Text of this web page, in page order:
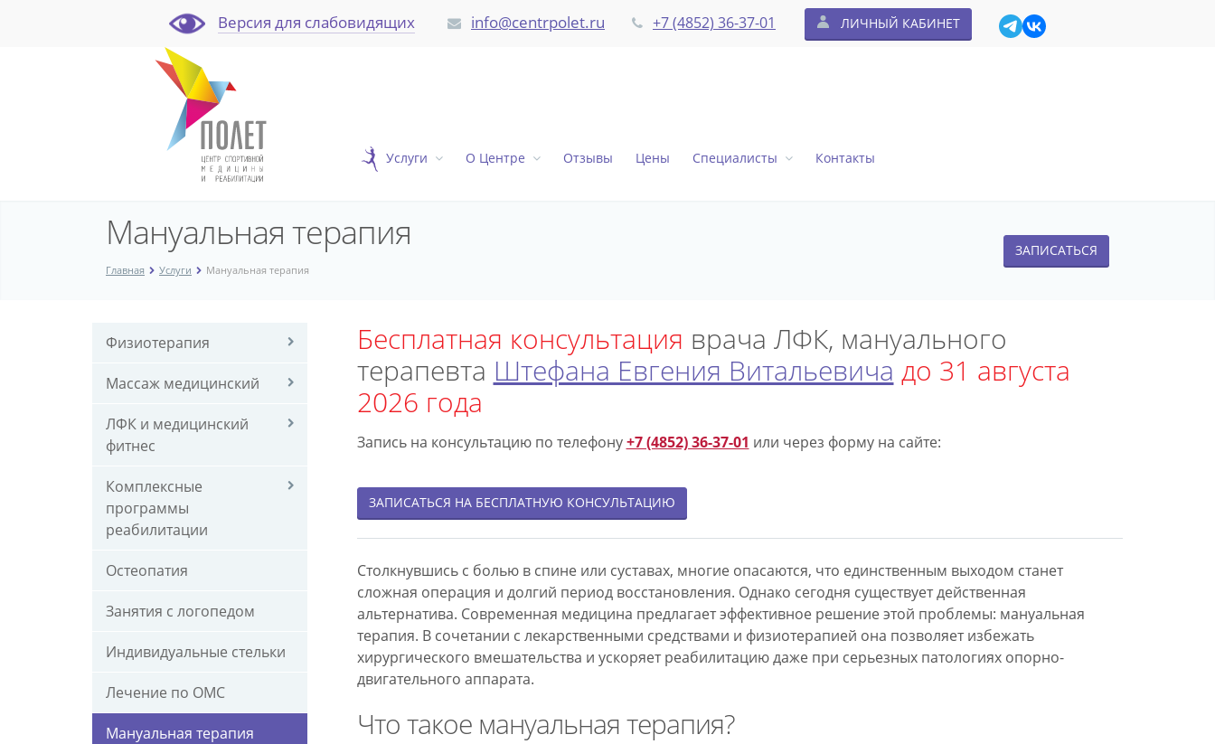
Версия для слабовидящих info@centrpolet.ru +7 (4852) 36-37-01 ЛИЧНЫЙ КАБИНЕТ
Услуги О Центре Отзывы Цены Специалисты Контакты
Мануальная терапия
Главная Услуги Мануальная терапия
ЗАПИСАТЬСЯ
Физиотерапия
Массаж медицинский
ЛФК и медицинский
фитнес
Комплексные
программы
реабилитации
Остеопатия
Занятия с логопедом
Индивидуальные стельки
Лечение по ОМС
Мануальная терапия
Мануальный
терапевт
в
Ярославле
Мануальная
при
грыже,
боли
в
спине
-
цена
одного
в
Услуги
мануального
терапевта
в
Снятие
в
спине,
Консультация
специалиста
и
индивидуальный
подход
к
Записывайтесь
Бесплатная консультация врача ЛФК, мануального
терапевта Штефана Евгения Витальевича до 31 августа
2026 года
Запись на консультацию по телефону+7 (4852) 36-37-01 или через форму на сайте:
ЗАПИСАТЬСЯ НА БЕСПЛАТНУЮ КОНСУЛЬТАЦИЮ
Столкнувшись с болью в спине или суставах, многие опасаются, что единственным выходом станет
сложная операция и долгий период восстановления. Однако сегодня существует действенная
альтернатива. Современная медицина предлагает эффективное решение этой проблемы: мануальная
терапия. В сочетании с лекарственными средствами и физиотерапией она позволяет избежать
хирургического вмешательства и ускоряет реабилитацию даже при серьезных патологиях опорно-
двигательного аппарата.
Что такое мануальная терапия?